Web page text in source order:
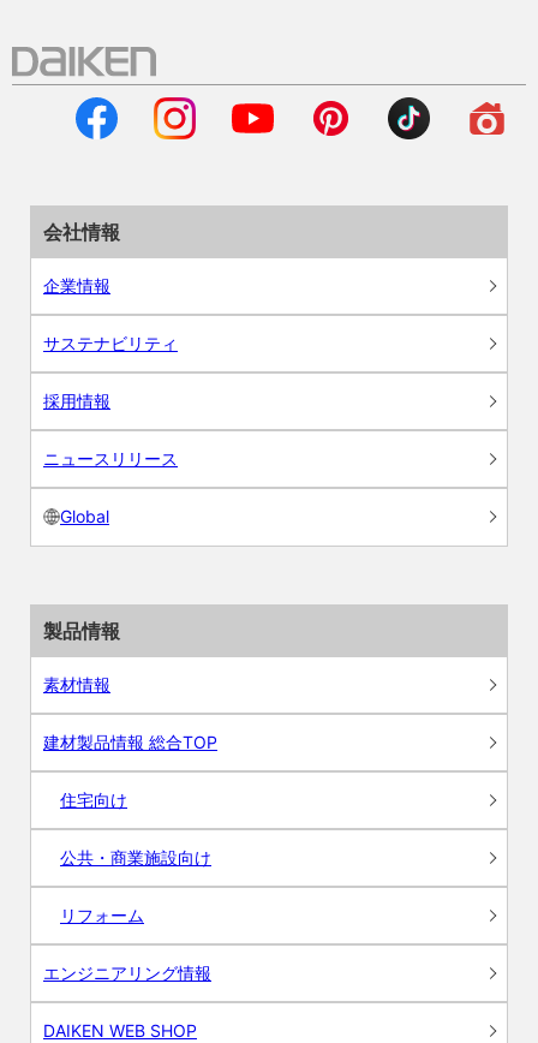
会社情報
企業情報
サステナビリティ
採用情報
ニュースリリース
Global
製品情報
素材情報
建材製品情報 総合TOP
住宅向け
公共・商業施設向け
リフォーム
エンジニアリング情報
DAIKEN WEB SHOP